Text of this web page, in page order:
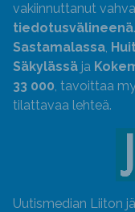
vakiinnuttanut
tiedotusvälineenä
Sastamalassa,
Säkylässä ja
33 000, tavoittaa
tilattavaa lehteä.
Uutismedian Liiton